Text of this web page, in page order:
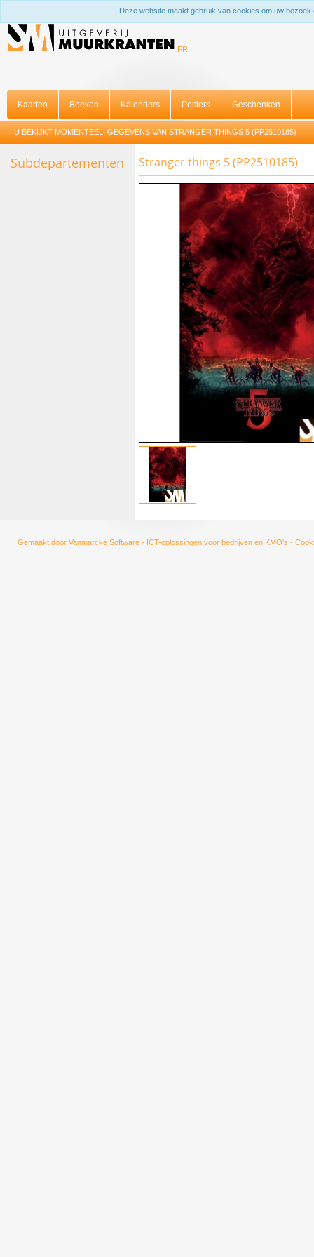
Deze website maakt gebruik van cookies om uw
FR
Kaarten Boeken Kalenders Posters Geschenken
U BEKIJKT MOMENTEEL: GEGEVENS VAN STRANGER THINGS 5 (PP2510185)
Subdepartementen Stranger things 5 (PP2510185)
Gemaakt door Vanmarcke Software - ICT-oplossingen voor bedrijven en KMO's -